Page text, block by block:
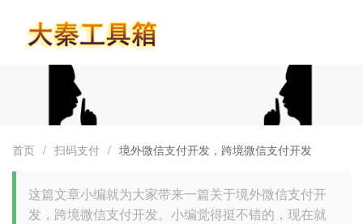
首页 / 扫码支付 / 境外微信支付开发，跨境微信支付开发
这篇文章小编就为大家带来一篇关于境外微信支付开
发，跨境微信支付开发。小编觉得挺不错的，现在就